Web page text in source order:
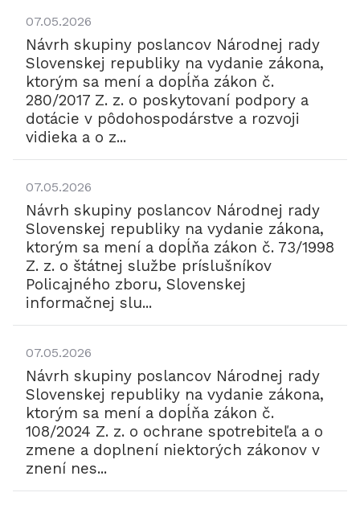
07.05.2026
Návrh skupiny poslancov Národnej rady
Slovenskej republiky na vydanie zákona,
ktorým sa mení a dopĺňa zákon č.
280/2017 Z. z. o poskytovaní podpory a
dotácie v pôdohospodárstve a rozvoji
vidieka a o z...
07.05.2026
Návrh skupiny poslancov Národnej rady
Slovenskej republiky na vydanie zákona,
ktorým sa mení a dopĺňa zákon č. 73/1998
Z. z. o štátnej službe príslušníkov
Policajného zboru, Slovenskej
informačnej slu...
07.05.2026
Návrh skupiny poslancov Národnej rady
Slovenskej republiky na vydanie zákona,
ktorým sa mení a dopĺňa zákon č.
108/2024 Z. z. o ochrane spotrebiteľa a o
zmene a doplnení niektorých zákonov v
znení nes...